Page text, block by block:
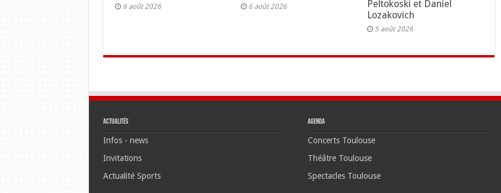
6 août 2026 6 août 2026
Peltokoski et Daniel
Lozakovich
5 août 2026
Actualités
Infos - news
Invitations
Actualité Sports
Agenda
Concerts Toulouse
Théâtre Toulouse
Spectacles Toulouse